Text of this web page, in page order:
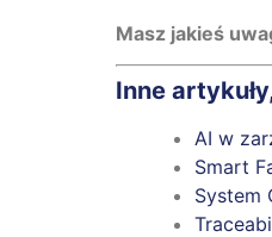
Masz jakieś
Inne
AI w
Smart
System